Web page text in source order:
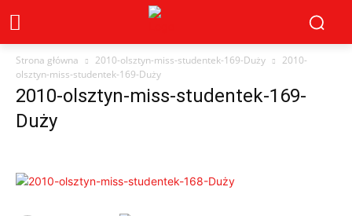
Strona główna 2010-olsztyn-miss-studentek-169-Duży
2010-
olsztyn-miss-studentek-169-Duży
2010-olsztyn-miss-studentek-169-
Duży